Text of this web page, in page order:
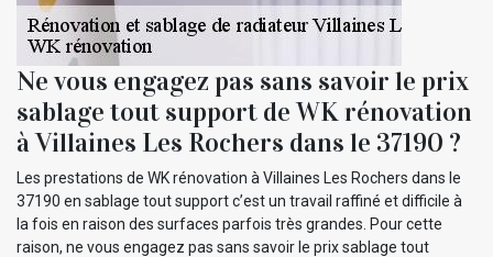
Ne vous engagez pas sans savoir le prix
sablage tout support de WK rénovation
à Villaines Les Rochers dans le 37190 ?
Les prestations de WK rénovation à Villaines Les Rochers dans le
37190 en sablage tout support c’est un travail raffiné et difficile à
la fois en raison des surfaces parfois très grandes. Pour cette
raison, ne vous engagez pas sans savoir le prix sablage tout